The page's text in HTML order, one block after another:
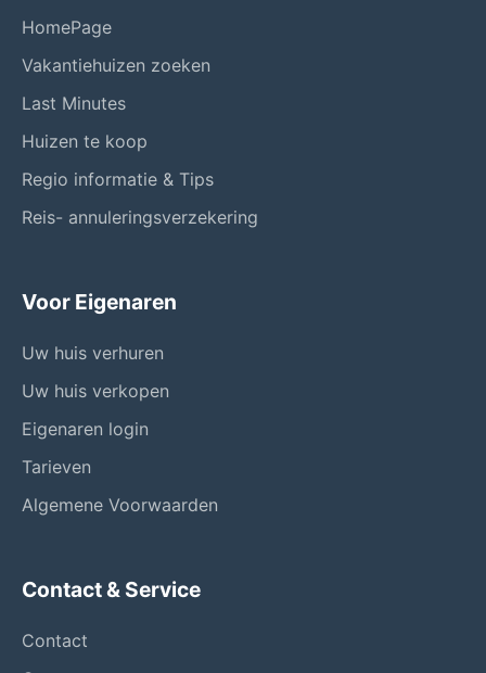
HomePage
Vakantiehuizen zoeken
Last Minutes
Huizen te koop
Regio informatie & Tips
Reis- annuleringsverzekering
Voor Eigenaren
Uw huis verhuren
Uw huis verkopen
Eigenaren login
Tarieven
Algemene Voorwaarden
Contact & Service
Contact